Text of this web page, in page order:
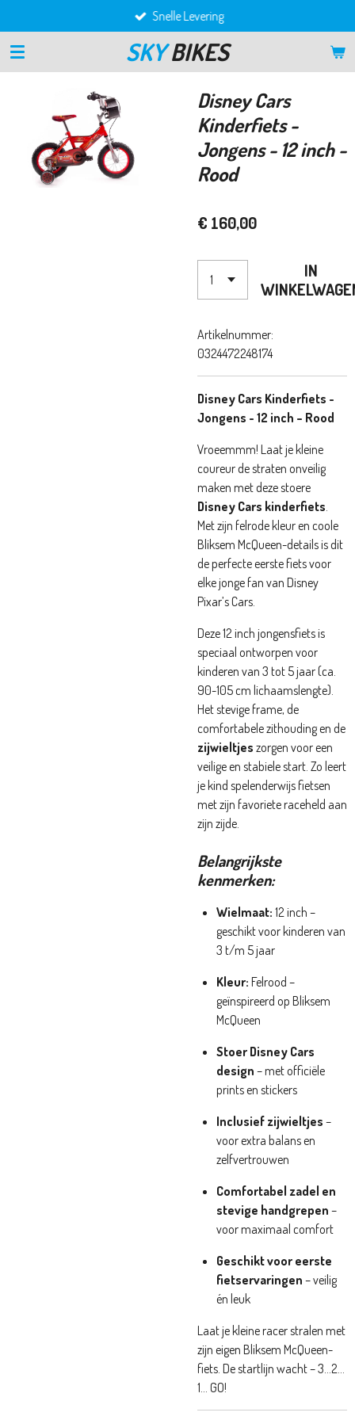
direct
naar
de
SKY BIKES
Snelle Levering
Disney Cars
Kinderfiets -
Jongens - 12 inch -
Rood
€ 160,00
IN
Artikelnummer:
0324472248174
Disney Cars Kinderfiets -
Jongens - 12 inch – Rood
Vroeemmm! Laat je kleine
coureur de straten onveilig
maken met deze stoere
Disney Cars kinderfiets.
Met zijn felrode kleur en coole
Bliksem McQueen-details is dit
de perfecte eerste fiets voor
elke jonge fan van Disney
Pixar’s Cars.
Deze 12 inch jongensfiets is
speciaal ontworpen voor
kinderen van 3 tot 5 jaar (ca.
90-105 cm lichaamslengte).
Het stevige frame, de
comfortabele zithouding en de
zijwieltjes zorgen voor een
veilige en stabiele start. Zo leert
je kind spelenderwijs fietsen
met zijn favoriete raceheld aan
zijn zijde.
Belangrijkste
kenmerken:
Wielmaat: 12 inch –
geschikt voor kinderen van
3 t/m 5 jaar
Kleur: Felrood –
geïnspireerd op Bliksem
McQueen
Stoer Disney Cars
design – met officiële
prints en stickers
Inclusief zijwieltjes –
voor extra balans en
zelfvertrouwen
Comfortabel zadel en
stevige handgrepen –
voor maximaal comfort
Geschikt voor eerste
fietservaringen – veilig
én leuk
Laat je kleine racer stralen met
zijn eigen Bliksem McQueen-
fiets. De startlijn wacht – 3…2…
1… GO!